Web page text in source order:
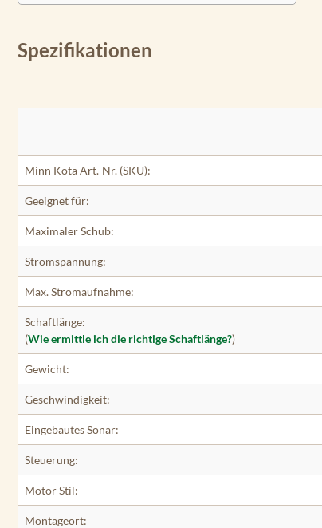
Spezifikationen
Minn Kota Art.-Nr. (SKU):
Geeignet für:
Maximaler Schub:
Stromspannung:
Max. Stromaufnahme:
Schaftlänge:
(Wie ermittle ich die richtige Schaftlänge?)
Gewicht:
Geschwindigkeit:
Eingebautes Sonar:
Steuerung:
Motor Stil:
Montageort: